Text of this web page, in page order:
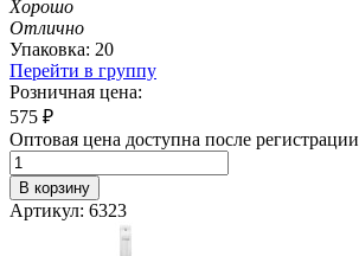
Хорошо
Отлично
Упаковка: 20
Перейти в группу
Розничная цена:
575 ₽
Оптовая цена доступна после регистрации
В корзину
Артикул: 6323